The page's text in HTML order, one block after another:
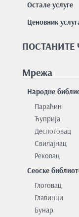
Остале услуге
Ценовник
ПОСТАНИТЕ
Мрежа
Народне
Параћин
Ћуприја
Деспотовац
Свилајнац
Рековац
Сеоске
Глоговац
Главинци
Бунар